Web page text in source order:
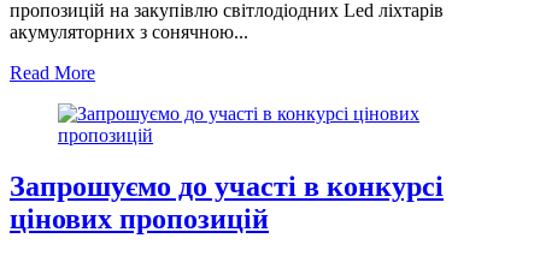
пропозицій на закупівлю світлодіодних Led ліхтарів
акумуляторних з сонячною...
Read More
Запрошуємо до участі в конкурсі
цінових пропозицій